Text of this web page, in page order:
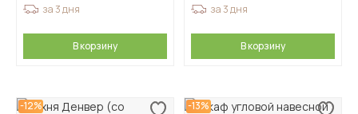
за 3 дня
В корзину
за 3 дня
В корзину
-12% -13%